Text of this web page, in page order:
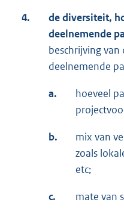
4.
de diversiteit,
deelnemende
beschrijving
deelnemende
a.
hoeveel
b.
mix van
zoals
etc;
c. mate van